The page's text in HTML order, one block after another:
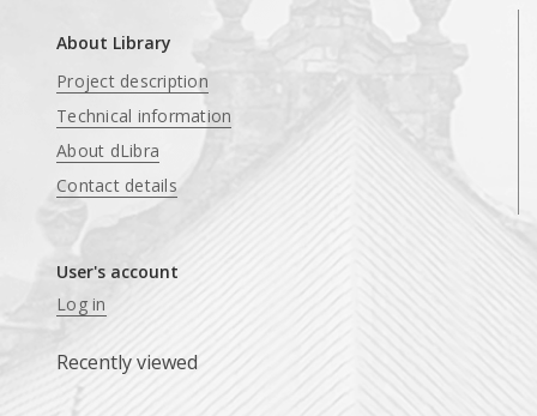
About Library
Project description
Technical information
About dLibra
Contact details
User's account
Log in
Recently viewed